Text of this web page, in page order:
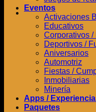
Eventos
Activaciones
Educativos
Corporativos /
Deportivos /
Aniversarios
Automotriz
Fiestas /
Inmobiliarias
Minería
Apps /
Paquetes